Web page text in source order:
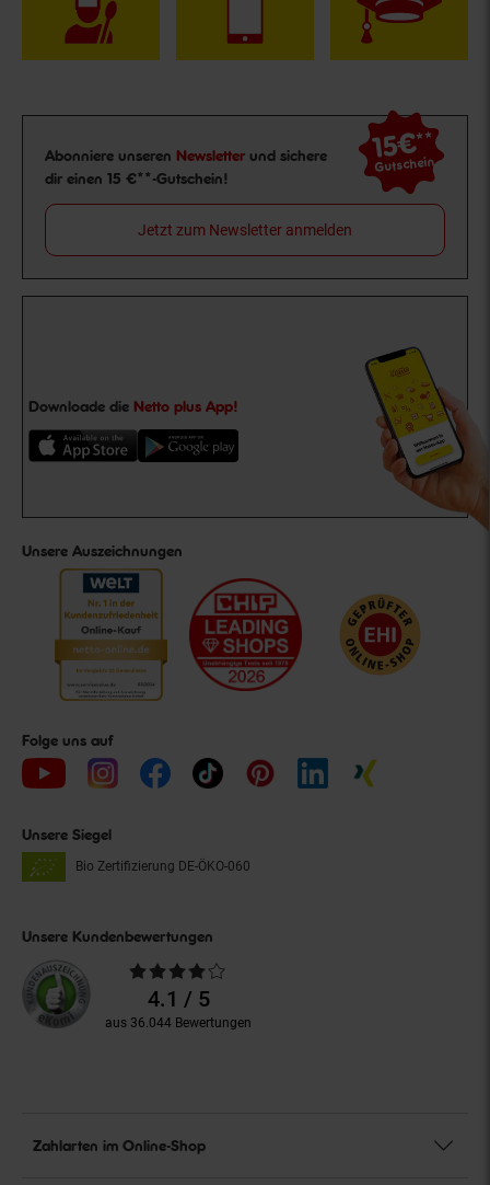
Newsletter Anmeldung
Abonniere unseren Newsletter und sichere
dir einen 15 €**-Gutschein!
15€**
Gutschein
Jetzt zum Newsletter anmelden
Downloade die Netto plus App!
Unsere Auszeichnungen
Folge uns auf
Unsere Siegel
Bio Zertifizierung DE-ÖKO-060
Unsere Kundenbewertungen
Durchschnittliche
Bewertungen4.1 / 5
aus 36.044 Bewertungen
Zahlarten im Online-Shop